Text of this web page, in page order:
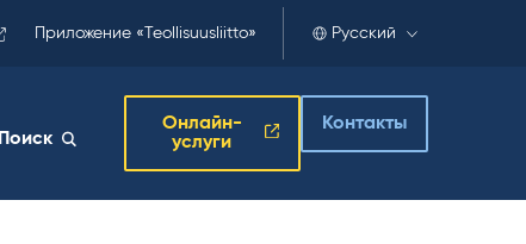
Приложение «Teollisuusliitto» Русский
Поиск
Онлайн-
услуги
Контакты